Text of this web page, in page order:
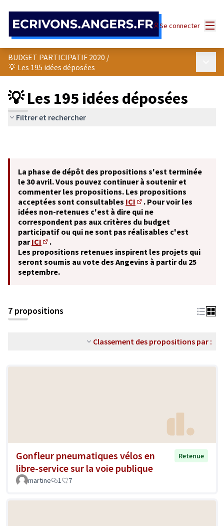
Se connecter
BUDGET PARTICIPATIF 2020 /
💡 Les 195 idées déposées
💡 Les 195 idées déposées
Filtrer et rechercher
La phase de dépôt des propositions s'est terminée
le 30 avril. Vous pouvez continuer à soutenir et
commenter les propositions. Les propositions
acceptées sont consultables ICI
(S'ouvre dans un nouvel
. Pour voir les
idées non-retenues c'est à dire qui ne
correspondent pas aux critères du budget
participatif ou qui ne sont pas réalisables c'est
parICI
(S'ouvre dans un nouvel onglet)
.
Les propositions retenues inspirent les projets qui
seront soumis au vote des Angevins à partir du 25
septembre.
7 propositions
Classement des propositions par :
Gonfleur pneumatiques vélos en
libre-service sur la voie publique
Retenue
martine 1 7